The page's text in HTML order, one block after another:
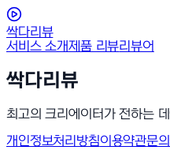
싹다리뷰
서비스 소개제품 리뷰리뷰어
싹다리뷰
최고의 크리에이터가 전하는
개인정보처리방침이용약관문